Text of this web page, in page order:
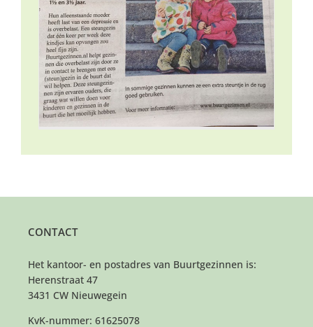
CONTACT
Het kantoor- en postadres van Buurtgezinnen is:
Herenstraat 47
3431 CW Nieuwegein
KvK-nummer: 61625078